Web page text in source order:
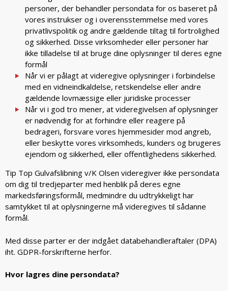
personer, der behandler persondata for os baseret på
vores instrukser og i overensstemmelse med vores
privatlivspolitik og andre gældende tiltag til fortrolighed
og sikkerhed. Disse virksomheder eller personer har
ikke tilladelse til at bruge dine oplysninger til deres egne
formål
Når vi er pålagt at videregive oplysninger i forbindelse
med en vidneindkaldelse, retskendelse eller andre
gældende lovmæssige eller juridiske processer
Når vi i god tro mener, at videregivelsen af oplysninger
er nødvendig for at forhindre eller reagere på
bedrageri, forsvare vores hjemmesider mod angreb,
eller beskytte vores virksomheds, kunders og brugeres
ejendom og sikkerhed, eller offentlighedens sikkerhed.
Tip Top Gulvafslibning v/K Olsen videregiver ikke persondata
om dig til tredjeparter med henblik på deres egne
markedsføringsformål, medmindre du udtrykkeligt har
samtykket til at oplysningerne må videregives til sådanne
formål.
Med disse parter er der indgået databehandleraftaler (DPA)
iht. GDPR-forskrifterne herfor.
Hvor lagres dine persondata?